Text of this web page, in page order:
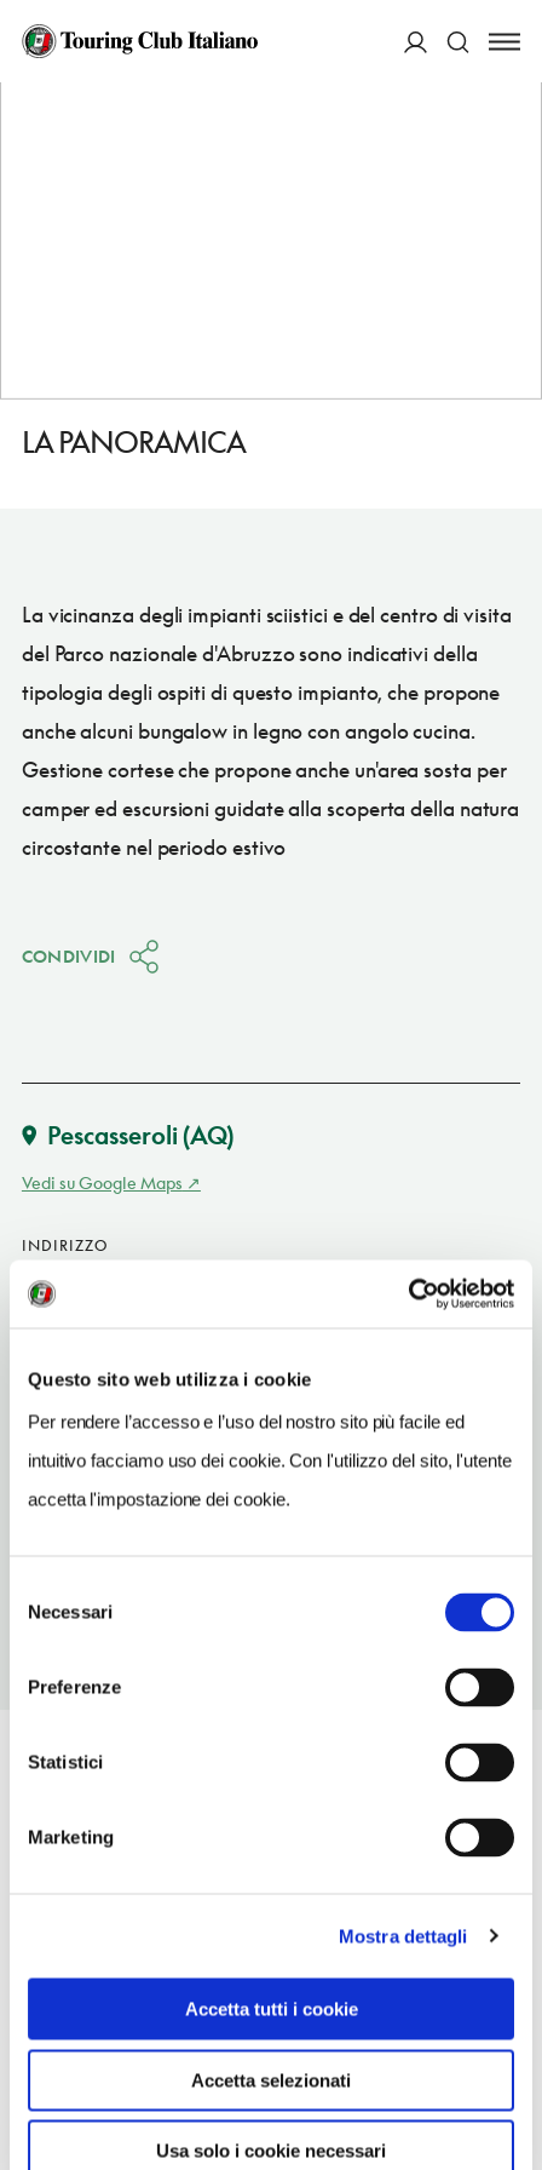
Questo sito web utilizza i cookie
Per rendere l’accesso e l’uso del nostro sito più facile ed
intuitivo facciamo uso dei cookie. Con l'utilizzo del sito, l'utente
accetta l'impostazione dei cookie.
delNecessari
Preferenze
Statistici
Marketing
Mostra dettagli
Accetta tutti i cookie
Accetta selezionati
Usa solo i cookie necessari
HOME
LA PANORAMICA
La vicinanza degli impianti sciistici e del centro di visita
del Parco nazionale d'Abruzzo sono indicativi della
tipologia degli ospiti di questo impianto, che propone
anche alcuni bungalow in legno con angolo cucina.
Gestione cortese che propone anche un'area sosta per
camper ed escursioni guidate alla scoperta della natura
circostante nel periodo estivo
CONDIVIDI
Pescasseroli(AQ)
Vedi su Google Maps
INDIRIZZO
viale F. Grassi - 67032
Pescasseroli (AQ)
SITO WEB
www.campinglapanoramica.com
INDIRIZZO EMAIL
campinglapanoramica@gmail.com